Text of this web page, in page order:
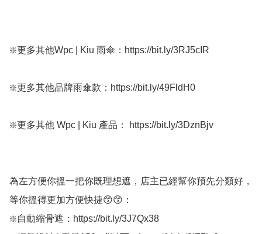
❇️更多其他Wpc | Kiu 雨傘：https://bit.ly/3RJ5cIR
❇️更多其他品牌雨傘款：https://bit.ly/49FldH0
❇️更多其他 Wpc | Kiu 產品： https://bit.ly/3DznBjv
為左方便你搵一把你既理想遮，店主已經幫你預先分類好，
等你搵得更加方便快捷😙😙：
❇️自動縮骨遮：https://bit.ly/3J7Qx38